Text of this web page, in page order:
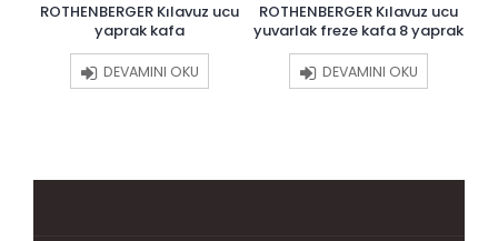
0
out
of
5
ROTHENBERGER Kılavuz ucu
yaprak kafa
DEVAMINI OKU
0
out
of
5
ROTHENBERGER Kılavuz ucu
yuvarlak freze kafa 8 yaprak
DEVAMINI OKU